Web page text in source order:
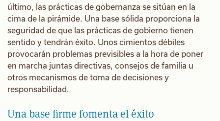
último, las prácticas de gobernanza se sitúan en la
cima de la pirámide. Una base sólida proporciona la
seguridad de que las prácticas de gobierno tienen
sentido y tendrán éxito. Unos cimientos débiles
provocarán problemas previsibles a la hora de poner
en marcha juntas directivas, consejos de familia u
otros mecanismos de toma de decisiones y
responsabilidad.
Una base firme fomenta el éxito